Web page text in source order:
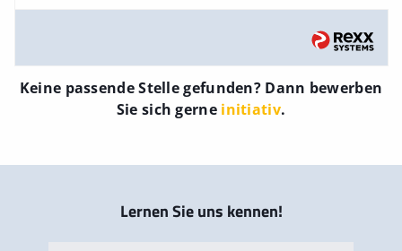
Keine passende Stelle gefunden? Dann bewerben
Sie sich gerne initiativ.
Lernen Sie uns kennen!